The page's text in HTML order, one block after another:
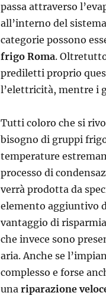
passa attraverso
all’interno del
categorie possono
frigo Roma.
prediletti proprio
l’elettricità, mentre i
Tutti coloro che si
bisogno di gruppi
temperature
processo di
verrà prodotta da
elemento aggiuntivo
vantaggio di
che invece sono
aria. Anche se
complesso e forse
una riparazione